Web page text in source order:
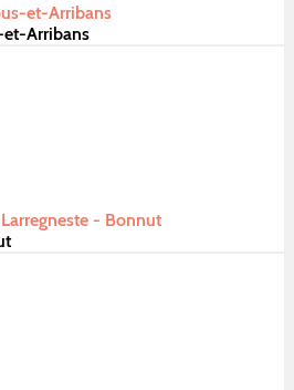
et-Arribans
Arribans
- Bonnut